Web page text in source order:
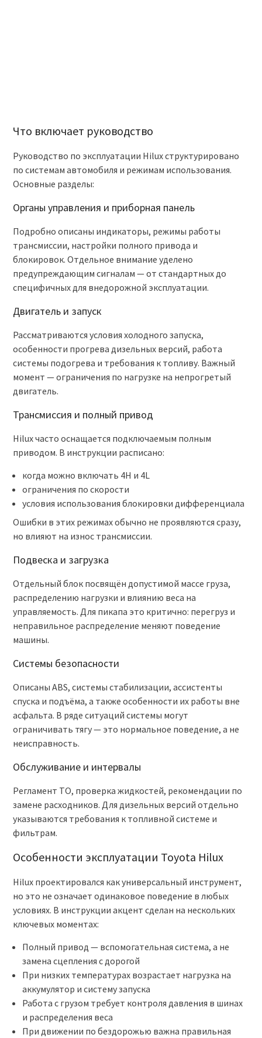
Что включает руководство
Руководство по эксплуатации Hilux структурировано
по системам автомобиля и режимам использования.
Основные разделы:
Органы управления и приборная панель
Подробно описаны индикаторы, режимы работы
трансмиссии, настройки полного привода и
блокировок. Отдельное внимание уделено
предупреждающим сигналам — от стандартных до
специфичных для внедорожной эксплуатации.
Двигатель и запуск
Рассматриваются условия холодного запуска,
особенности прогрева дизельных версий, работа
системы подогрева и требования к топливу. Важный
момент — ограничения по нагрузке на непрогретый
двигатель.
Трансмиссия и полный привод
Hilux часто оснащается подключаемым полным
приводом. В инструкции расписано:
когда можно включать 4H и 4L
ограничения по скорости
условия использования блокировки дифференциала
Ошибки в этих режимах обычно не проявляются сразу,
но влияют на износ трансмиссии.
Подвеска и загрузка
Отдельный блок посвящён допустимой массе груза,
распределению нагрузки и влиянию веса на
управляемость. Для пикапа это критично: перегруз и
неправильное распределение меняют поведение
машины.
Системы безопасности
Описаны ABS, системы стабилизации, ассистенты
спуска и подъёма, а также особенности их работы вне
асфальта. В ряде ситуаций системы могут
ограничивать тягу — это нормальное поведение, а не
неисправность.
Обслуживание и интервалы
Регламент ТО, проверка жидкостей, рекомендации по
замене расходников. Для дизельных версий отдельно
указываются требования к топливной системе и
фильтрам.
Особенности эксплуатации Toyota Hilux
Hilux проектировался как универсальный инструмент,
но это не означает одинаковое поведение в любых
условиях. В инструкции акцент сделан на нескольких
ключевых моментах:
Полный привод — вспомогательная система, а не
замена сцепления с дорогой
При низких температурах возрастает нагрузка на
аккумулятор и систему запуска
Работа с грузом требует контроля давления в шинах
и распределения веса
При движении по бездорожью важна правильная